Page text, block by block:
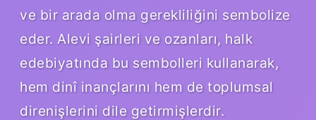
ve bir arada olma gerekliliğini sembolize
eder. Alevi şairleri ve ozanları, halk
edebiyatında bu sembolleri kullanarak,
hem dinî inançlarını hem de toplumsal
direnişlerini dile getirmişlerdir.